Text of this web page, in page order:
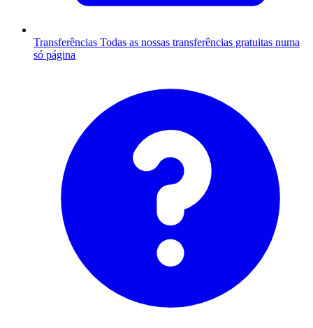
Transferências Todas as nossas transferências gratuitas numa
só página